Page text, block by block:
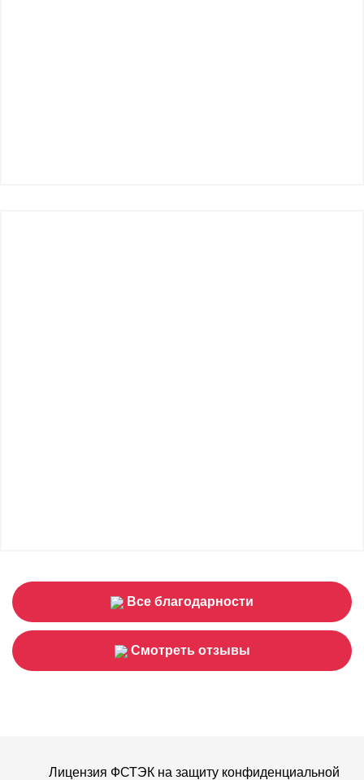
Все благодарности
Смотреть отзывы
Лицензия ФСТЭК на защиту конфиденциальной